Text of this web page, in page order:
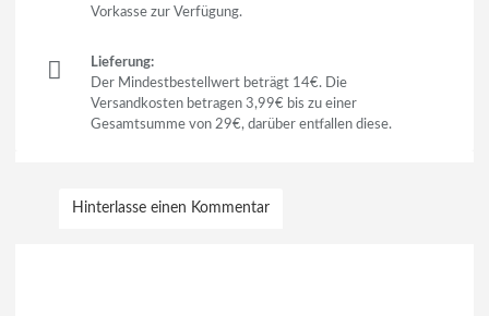
Vorkasse zur Verfügung.
Lieferung:
Der Mindestbestellwert beträgt 14€. Die
Versandkosten betragen 3,99€ bis zu einer
Gesamtsumme von 29€, darüber entfallen diese.
Hinterlasse einen Kommentar